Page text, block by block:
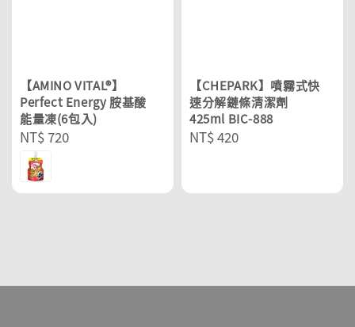
【AMINO VITAL®】
Perfect Energy 胺基酸
能量凍(6包入)
Regular
price
NT$ 720
【CHEPARK】噴霧式快
速分解鏈條清潔劑
425ml BIC-888
Regular
NT$ 420